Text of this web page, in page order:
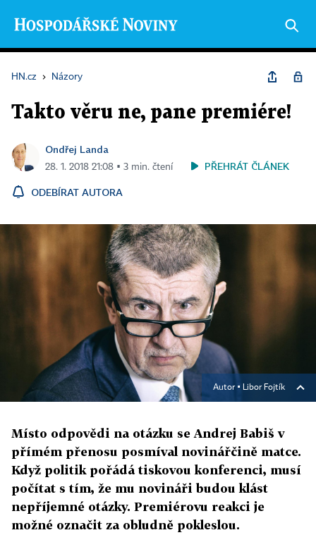
HN.cz › Názory
Takto věru ne, pane premiére!
Ondřej Landa
28. 1. 2018 21:08 ▪ 3 min. čtení PŘEHRÁT ČLÁNEK
ODEBÍRAT AUTORA
Autor ▪ Libor Fojtík
Místo odpovědi na otázku se Andrej Babiš v
přímém přenosu posmíval novinářčině matce.
Když politik pořádá tiskovou konferenci, musí
počítat s tím, že mu novináři budou klást
nepříjemné otázky. Premiérovu reakci je
možné označit za obludně pokleslou.